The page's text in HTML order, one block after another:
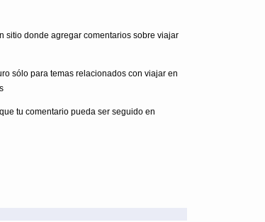
sitio donde agregar comentarios sobre viajar
sólo para temas relacionados con viajar en
tu comentario pueda ser seguido en